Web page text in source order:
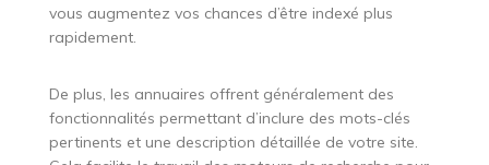
vous augmentez vos chances d’être indexé plus
rapidement.
De plus, les annuaires offrent généralement des
fonctionnalités permettant d’inclure des mots-clés
pertinents et une description détaillée de votre site.